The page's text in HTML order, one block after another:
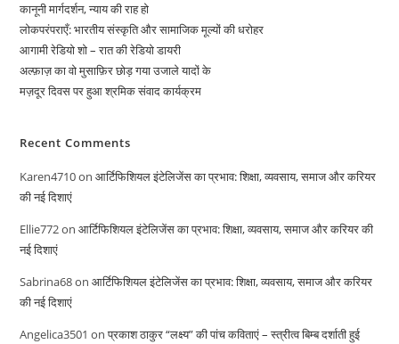
कानूनी मार्गदर्शन, न्याय की राह हो
लोकपरंपराएँ: भारतीय संस्कृति और सामाजिक मूल्यों की धरोहर
आगामी रेडियो शो – रात की रेडियो डायरी
अल्फ़ाज़ का वो मुसाफ़िर छोड़ गया उजाले यादों के
मज़दूर दिवस पर हुआ श्रमिक संवाद कार्यक्रम
Recent Comments
Karen4710onआर्टिफिशियल इंटेलिजेंस का प्रभाव: शिक्षा, व्यवसाय, समाज और करियर
की नई दिशाएं
Ellie772onआर्टिफिशियल इंटेलिजेंस का प्रभाव: शिक्षा, व्यवसाय, समाज और करियर की
नई दिशाएं
Sabrina68onआर्टिफिशियल इंटेलिजेंस का प्रभाव: शिक्षा, व्यवसाय, समाज और करियर
की नई दिशाएं
Angelica3501 onप्रकाश ठाकुर “लक्ष्य” की पांच कविताएं – स्त्रीत्व बिम्ब दर्शाती हुई